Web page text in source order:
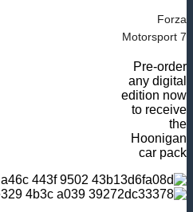
Forza
Motorsport 7
Pre-order
any digital
edition now
to receive
the
Hoonigan
car pack